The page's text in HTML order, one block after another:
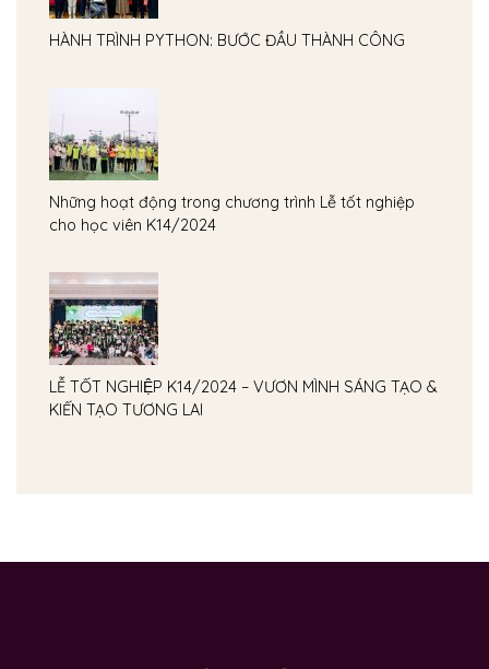
HÀNH TRÌNH PYTHON: BƯỚC ĐẦU THÀNH CÔNG
Những hoạt động trong chương trình Lễ tốt nghiệp
cho học viên K14/2024
LỄ TỐT NGHIỆP K14/2024 – VƯƠN MÌNH SÁNG TẠO &
KIẾN TẠO TƯƠNG LAI